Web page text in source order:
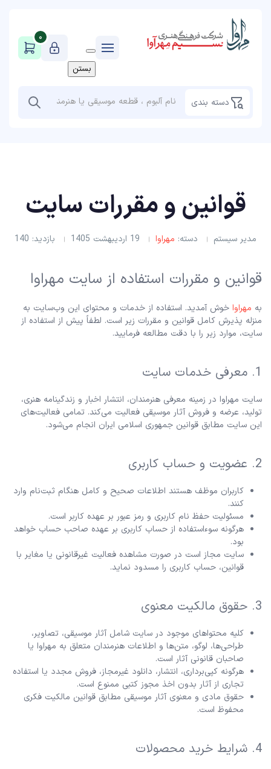
دسته بندی
بستن
0
قوانین و مقررات سایت
مدیر سیستم دسته: مهراوا 19 ارديبهشت 1405 بازدید: 140
قوانین و مقررات استفاده از سایت مهراوا
به مهراوا خوش آمدید. استفاده از خدمات و محتوای این وب‌سایت به
منزله پذیرش کامل قوانین و مقررات زیر است. لطفاً پیش از استفاده از
سایت، موارد زیر را با دقت مطالعه فرمایید.
1. معرفی خدمات سایت
سایت مهراوا در زمینه معرفی هنرمندان، انتشار اخبار و زندگینامه هنری،
تولید، عرضه و فروش آثار موسیقی فعالیت می‌کند. تمامی فعالیت‌های
این سایت مطابق قوانین جمهوری اسلامی ایران انجام می‌شود.
2. عضویت و حساب کاربری
کاربران موظف هستند اطلاعات صحیح و کامل هنگام ثبت‌نام وارد
کنند.
مسئولیت حفظ نام کاربری و رمز عبور بر عهده کاربر است.
هرگونه سوءاستفاده از حساب کاربری بر عهده صاحب حساب خواهد
بود.
سایت مجاز است در صورت مشاهده فعالیت غیرقانونی یا مغایر با
قوانین، حساب کاربری را مسدود نماید.
3. حقوق مالکیت معنوی
کلیه محتواهای موجود در سایت شامل آثار موسیقی، تصاویر،
طراحی‌ها، لوگو، متن‌ها و اطلاعات هنرمندان متعلق به مهراوا یا
صاحبان قانونی آثار است.
هرگونه کپی‌برداری، انتشار، دانلود غیرمجاز، فروش مجدد یا استفاده
تجاری از آثار بدون اخذ مجوز کتبی ممنوع است.
حقوق مادی و معنوی آثار موسیقی مطابق قوانین مالکیت فکری
محفوظ است.
4. شرایط خرید محصولات